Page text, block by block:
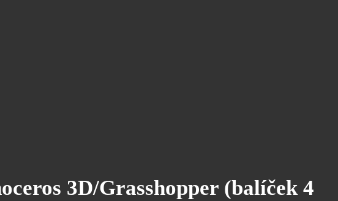
3D/Grasshopper (balíček 4